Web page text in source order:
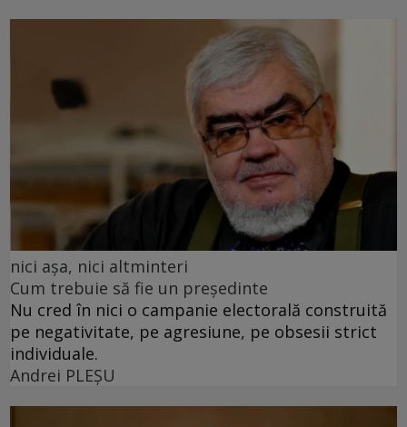
nici așa, nici altminteri
Cum trebuie să fie un președinte
Nu cred în nici o campanie electorală construită
pe negativitate, pe agresiune, pe obsesii strict
individuale.
Andrei PLEŞU